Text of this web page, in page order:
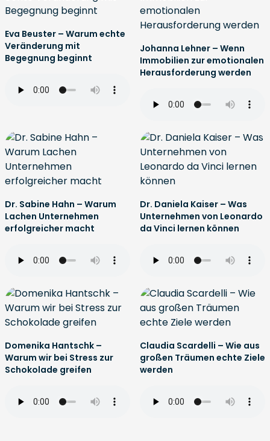
Eva Beuster – Warum echte
Veränderung mit
Begegnung beginnt
Johanna Lehner – Wenn
Immobilien zur emotionalen
Herausforderung werden
Dr. Sabine Hahn – Warum
Lachen Unternehmen
erfolgreicher macht
Dr. Daniela Kaiser – Was
Unternehmen von Leonardo
da Vinci lernen können
Domenika Hantschk –
Warum wir bei Stress zur
Schokolade greifen
Claudia Scardelli – Wie aus
großen Träumen echte Ziele
werden